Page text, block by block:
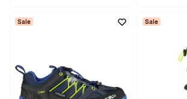
Sale Sale